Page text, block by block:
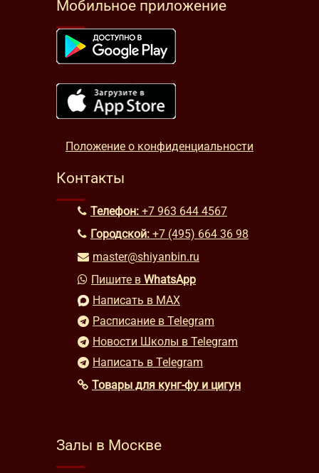
Мобильное приложение
Положение о конфиденциальности
Контакты
Телефон: +7 963 644 4567
Городской: +7 (495) 664 36 98
master@shiyanbin.ru
Пишите в WhatsApp
Написать в MAX
Расписание в Telegram
Новости Школы в Telegram
Написать в Telegram
Товары для кунг-фу и цигун
Залы в Москве